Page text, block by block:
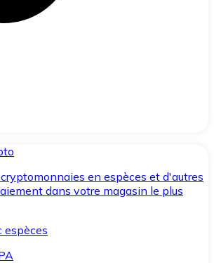
en espèces et d'autres
dans votre magasin le plus
espèces